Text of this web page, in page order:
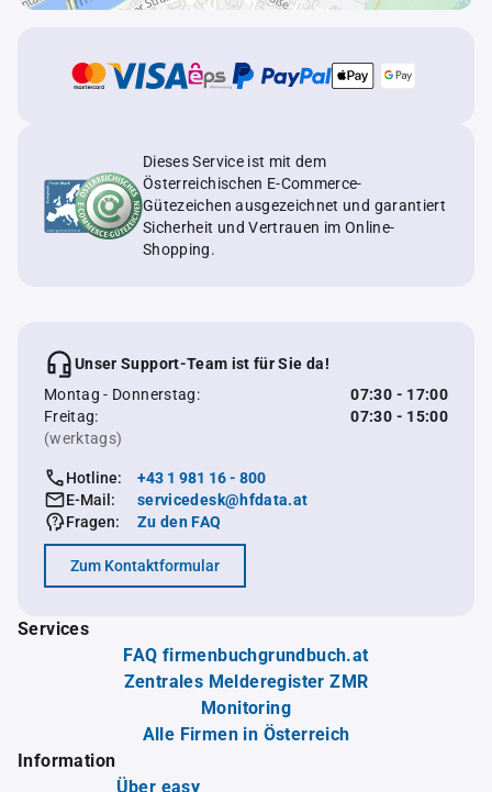
Dieses Service ist mit dem
Österreichischen E-Commerce-
Gütezeichen ausgezeichnet und garantiert
Sicherheit und Vertrauen im Online-
Shopping.
Unser Support-Team ist für Sie da!
Montag - Donnerstag:
07:30 - 17:00
Freitag:
07:30 - 15:00
(werktags)
Hotline:
+43 1 981 16 - 800
E-Mail:
servicedesk@hfdata.at
Fragen:
Zu den FAQ
Zum Kontaktformular
Services
FAQ firmenbuchgrundbuch.at
Zentrales Melderegister ZMR
Monitoring
Alle Firmen in Österreich
Information
Über easy